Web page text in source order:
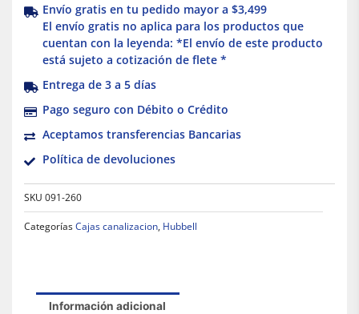
Envío gratis en tu pedido mayor a $3,499
El envío gratis no aplica para los productos que
cuentan con la leyenda: *El envío de este producto
está sujeto a cotización de flete *
Entrega de 3 a 5 días
Pago seguro con Débito o Crédito
Aceptamos transferencias Bancarias
Política de devoluciones
SKU 091-260
CategoríasCajas canalizacion, Hubbell
Información adicional